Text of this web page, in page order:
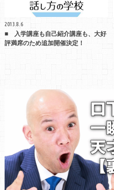
2013.8.6
■ 入学講座も自己紹介講座も、大好
評満席のため追加開催決定！